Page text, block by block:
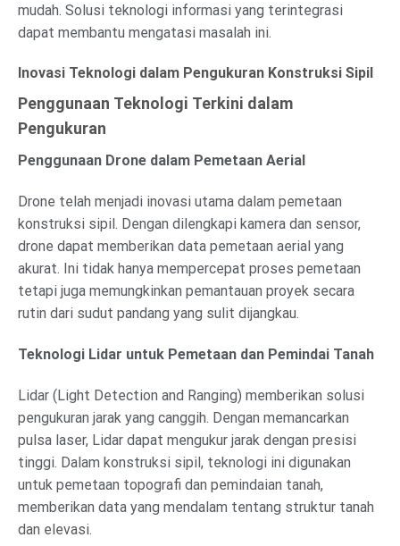
mudah. Solusi teknologi informasi yang terintegrasi
dapat membantu mengatasi masalah ini.
Inovasi Teknologi dalam Pengukuran Konstruksi Sipil
Penggunaan Teknologi Terkini dalam
Pengukuran
Penggunaan Drone dalam Pemetaan Aerial
Drone telah menjadi inovasi utama dalam pemetaan
konstruksi sipil. Dengan dilengkapi kamera dan sensor,
drone dapat memberikan data pemetaan aerial yang
akurat. Ini tidak hanya mempercepat proses pemetaan
tetapi juga memungkinkan pemantauan proyek secara
rutin dari sudut pandang yang sulit dijangkau.
Teknologi Lidar untuk Pemetaan dan Pemindai Tanah
Lidar (Light Detection and Ranging) memberikan solusi
pengukuran jarak yang canggih. Dengan memancarkan
pulsa laser, Lidar dapat mengukur jarak dengan presisi
tinggi. Dalam konstruksi sipil, teknologi ini digunakan
untuk pemetaan topografi dan pemindaian tanah,
memberikan data yang mendalam tentang struktur tanah
dan elevasi.